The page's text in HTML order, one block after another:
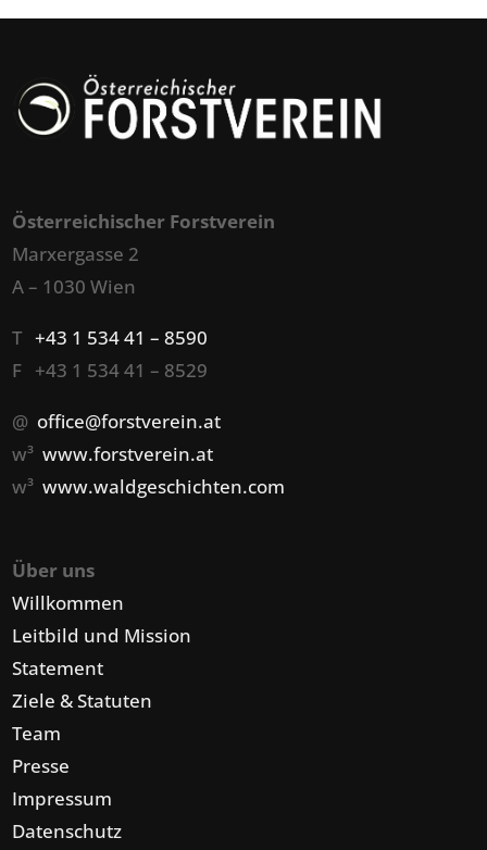
Österreichischer Forstverein
Marxergasse 2
A – 1030 Wien
T+43 1 534 41 – 8590
F +43 1 534 41 – 8529
@ office@forstverein.at
w³www.forstverein.at
w³www.waldgeschichten.com
Über uns
Willkommen
Leitbild und Mission
Statement
Ziele & Statuten
Team
Presse
Impressum
Datenschutz